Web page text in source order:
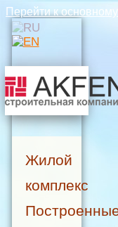
Перейти к
Жилой
комплекс